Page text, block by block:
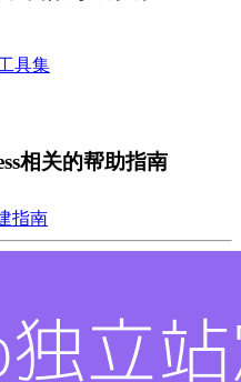
具集
相关的帮助指南
指南